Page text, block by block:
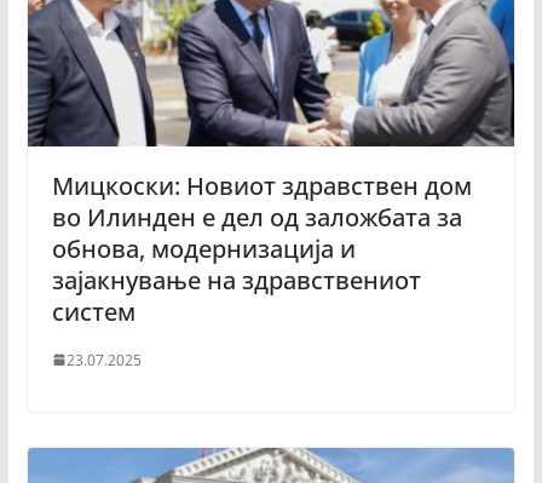
Мицкоски: Новиот здравствен дом
во Илинден е дел од заложбата за
обнова, модернизација и
зајакнување на здравствениот
систем
23.07.2025